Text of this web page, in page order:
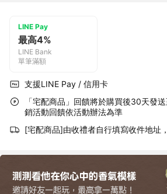
LINE Pay
最高4%
LINE Bank
單筆滿額
支援LINE Pay / 信用卡
「宅配商品」回饋將於購買後30天發
銷活動回饋依活動辦法為準
[宅配商品]由收禮者自行填寫收件地址